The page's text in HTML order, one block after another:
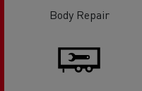
Body Repair